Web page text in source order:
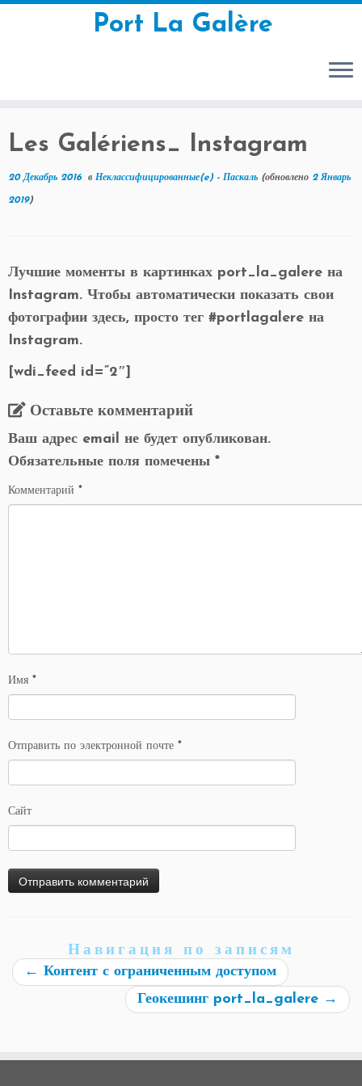
Port La Galère
Les Galériens_ Instagram
20 Декабрь 2016в Неклассифицированные(e) - Паскаль (обновлено 2 Январь
2019)
Лучшие моменты в картинках port_la_galere на
Instagram. Чтобы автоматически показать свои
фотографии здесь, просто тег #portlagalere на
Instagram.
[wdi_feed id=”2″]
Оставьте комментарий
Ваш адрес email не будет опубликован.
Обязательные поля помечены *
Комментарий *
Имя *
Отправить по электронной почте *
Сайт
Навигация по записям
← Контент с ограниченным доступом
Геокешинг port_la_galere →